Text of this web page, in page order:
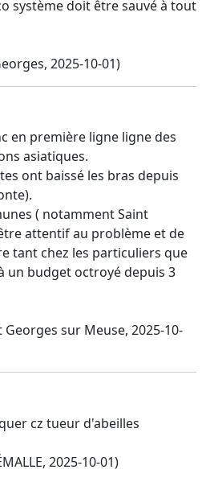
système doit être sauvé à tout
2025-10-01)
en première ligne ligne des
asiatiques.
ont baissé les bras depuis
( notamment Saint
attentif au problème et de
tant chez les particuliers que
un budget octroyé depuis 3
Georges sur Meuse, 2025-10-
cz tueur d'abeilles
2025-10-01)